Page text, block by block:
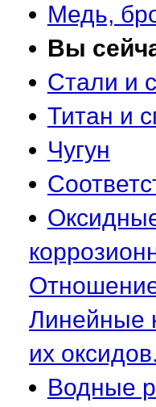
Медь,
Вы
Стали и
Титан и
Чугун
Линейные
их оксидов.
Водные